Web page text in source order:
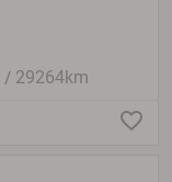
/ 29264km